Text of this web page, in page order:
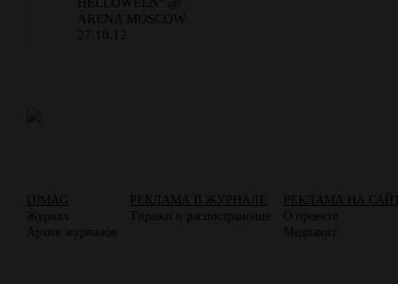
ARENA MOSCOW
27.10.12
DJMAG
Журнал
Архив журналов
РЕКЛАМА В ЖУРНАЛЕ
Тиражи и распостранение
РЕКЛАМА НА
О проекте
Медиакит